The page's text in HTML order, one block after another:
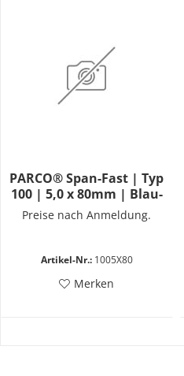
PARCO® Span-Fast | Typ
100 | 5,0 x 80mm | Blau-
Verzinkt | Vollgewinde |
Preise nach Anmeldung.
Artikel-Nr.:1005X80
Merken